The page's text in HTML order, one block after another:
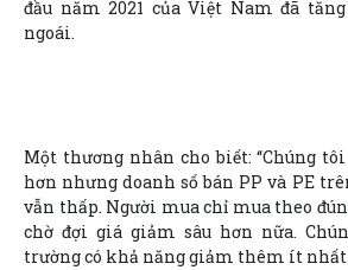
đầu năm 2021 của Việt Nam đã
ngoái.
Một thương nhân cho biết: “Chúng
hơn nhưng doanh số bán PP và PE
vẫn thấp. Người mua chỉ mua theo
chờ đợi giá giảm sâu hơn nữa.
trường có khả năng giảm thêm ít nhất